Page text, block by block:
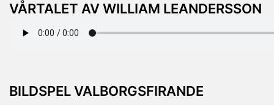
VÅRTALET AV WILLIAM LEANDERSSON
BILDSPEL VALBORGSFIRANDE